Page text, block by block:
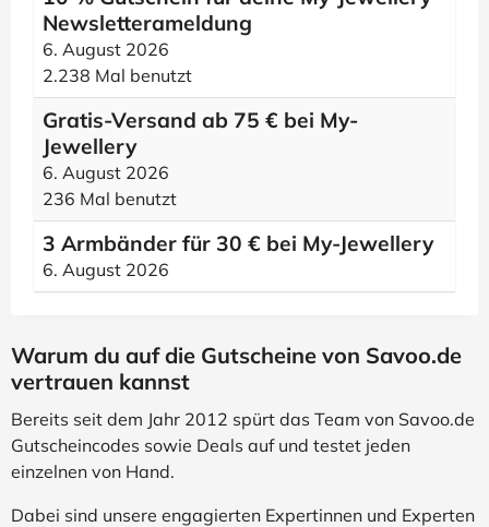
Newsletterameldung
6. August 2026
2.238 Mal benutzt
Gratis-Versand ab 75 € bei My-
Jewellery
6. August 2026
236 Mal benutzt
3 Armbänder für 30 € bei My-Jewellery
6. August 2026
Warum du auf die Gutscheine von Savoo.de
vertrauen kannst
Bereits seit dem Jahr 2012 spürt das Team von Savoo.de
Gutscheincodes sowie Deals auf und testet jeden
einzelnen von Hand.
Dabei sind unsere engagierten Expertinnen und Experten